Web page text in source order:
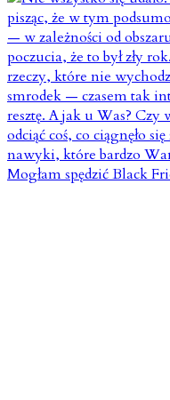
Mogłam spędzić Black